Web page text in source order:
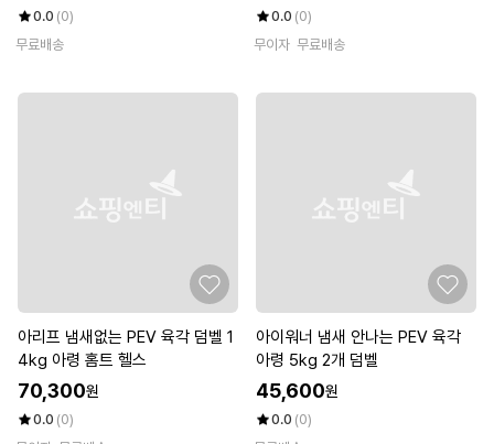
0.0 (0)
무료배송
0.0 (0)
무이자 무료배송
아리프 냄새없는 PEV 육각 덤벨 1
4kg 아령 홈트 헬스
70,300원
0.0 (0)
아이워너 냄새 안나는 PEV 육각
아령 5kg 2개 덤벨
45,600원
0.0 (0)